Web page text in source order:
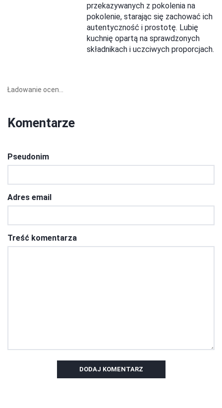
przekazywanych z pokolenia na
pokolenie, starając się zachować ich
autentyczność i prostotę. Lubię
kuchnię opartą na sprawdzonych
składnikach i uczciwych proporcjach.
Ładowanie ocen...
Komentarze
Pseudonim
Adres email
Treść komentarza
DODAJ KOMENTARZ